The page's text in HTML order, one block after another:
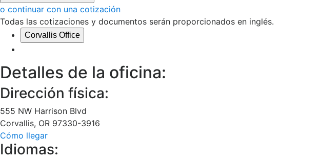
o continuar con una cotización
Todas las cotizaciones y documentos serán proporcionados en inglés.
Corvallis Office
Detalles de la oficina:
Dirección física:
555 NW Harrison Blvd
Corvallis, OR 97330-3916
Cómo llegar
Idiomas: